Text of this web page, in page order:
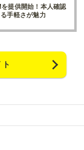
提供開始！本人確認
手軽さが魅力